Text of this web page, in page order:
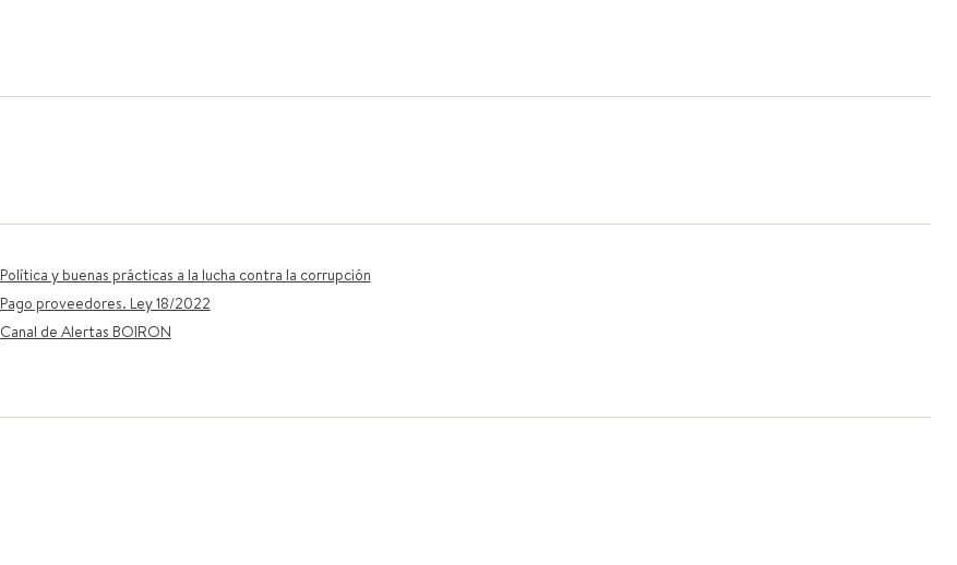
Política y buenas prácticas a la lucha contra la corrupción
Pago proveedores. Ley 18/2022
Canal de Alertas BOIRON